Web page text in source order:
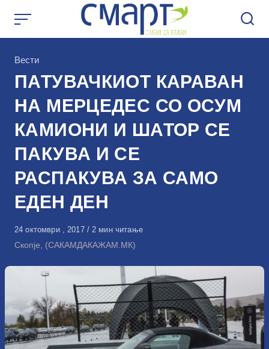
КАтегорија
Вести
ПАТУВАЧКИОТ КАРАВАН
НА МЕРЦЕДЕС СО ОСУМ
КАМИОНИ И ШАТОР СЕ
ПАКУВА И СЕ
РАСПАКУВА ЗА САМО
ЕДЕН ДЕН
Објавено
на
24 октомври , 2017 2 мин читање
Скопје, (САКАМДАКАЖАМ.МК)